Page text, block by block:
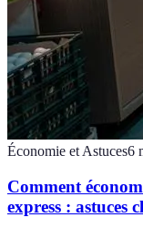
Économie et Astuces6
Comment
express : astuces